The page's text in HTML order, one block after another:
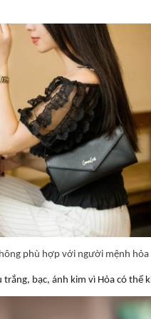
phù hợp với người mệnh hỏa
bạc, ánh kim vì Hỏa có thể